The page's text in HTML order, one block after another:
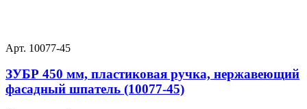
Арт. 10077-45
ЗУБР 450 мм, пластиковая ручка, нержавеющий
фасадный шпатель (10077-45)